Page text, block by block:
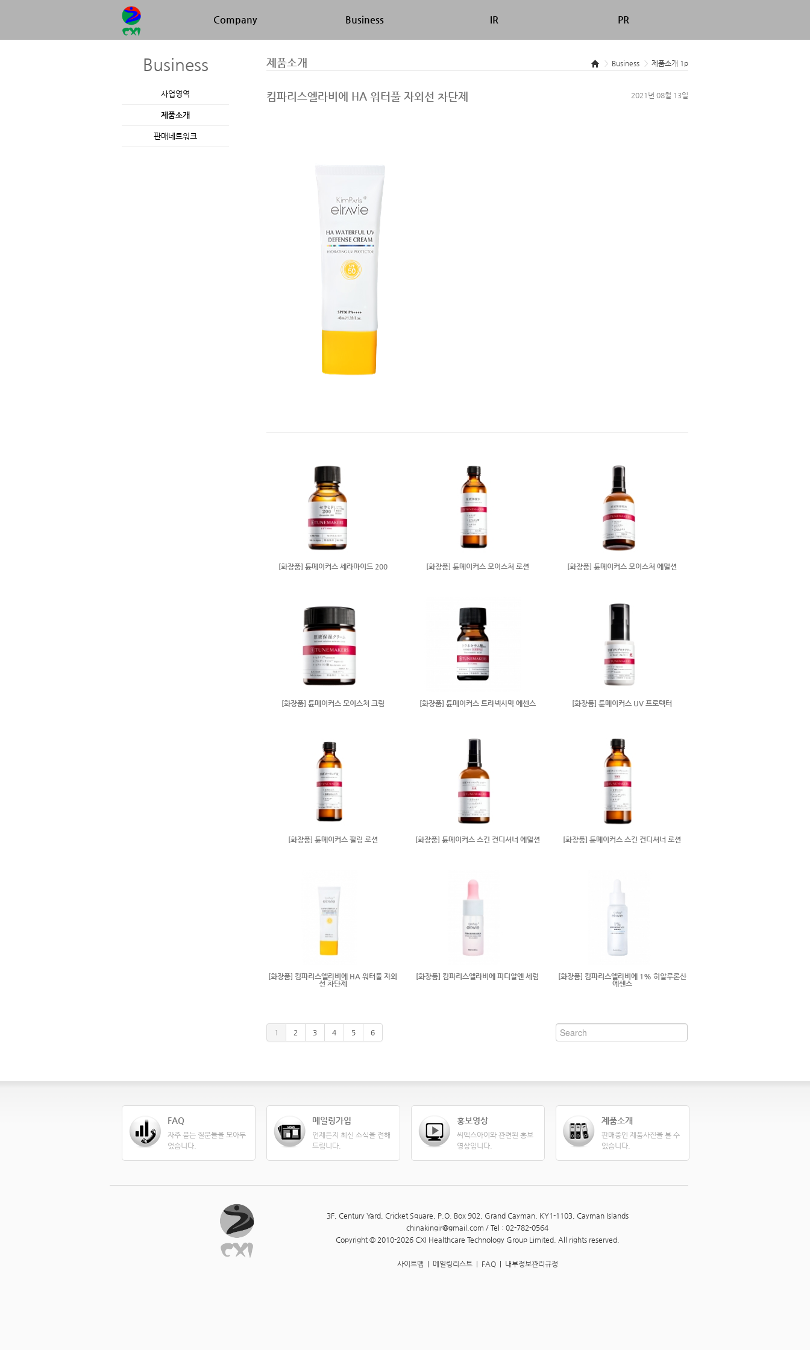
Company Business IR PR
Business
사업영역
제품소개
판매네트워크
> Business > 제품소개 1p
제품소개
2021년 08월 13일
킴파리스엘라비에 HA 워터풀 자외선 차단제
[화장품] 튠메이커스 세라마이드 200 [화장품] 튠메이커스 모이스처 로션 [화장품] 튠메이커스 모이스처 에멀션
[화장품] 튠메이커스 모이스처 크림 [화장품] 튠메이커스 트라넥사믹 에센스 [화장품] 튠메이커스 UV 프로텍터
[화장품] 튠메이커스 필링 로션 [화장품] 튠메이커스 스킨 컨디셔너 에멀션 [화장품] 튠메이커스 스킨 컨디셔너 로션
[화장품] 킴파리스엘라비에 HA 워터풀 자외
선 차단제
[화장품] 킴파리스엘라비에 피디알엔 세럼
[화장품] 킴파리스엘라비에 1% 히알루론산
에센스
1 2 3 4 5 6
FAQ
자주 묻는 질문들을 모아두
었습니다.
메일링가입
언제든지 최신 소식을 전해
드립니다.
홍보영상
씨엑스아이와 관련된 홍보
영상입니다.
제품소개
판매중인 제품사진을 볼 수
있습니다.
3F, Century Yard, Cricket Square, P.O. Box 902, Grand Cayman, KY1-1103, Cayman Islands
chinakingir@gmail.com / Tel : 02-782-0564
Copyright © 2010-2026 CXI Healthcare Technology Group Limited. All rights reserved.
사이트맵 메일링리스트| FAQ| 내부정보관리규정